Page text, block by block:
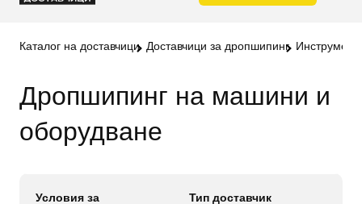
Каталог на доставчици Доставчици за дропшипинг
Дропшипинг на машини и
оборудване
Условия за
Тип доставчик